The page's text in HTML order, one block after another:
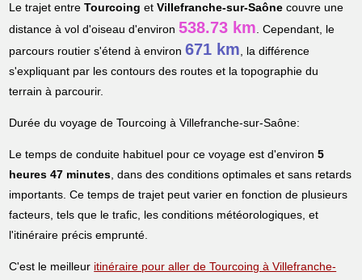
Le trajet entreTourcoing etVillefranche-sur-Saône couvre une
distance à vol d'oiseau d'environ538.73 km. Cependant, le
parcours routier s'étend à environ671 km, la différence
s'expliquant par les contours des routes et la topographie du
terrain à parcourir.
Durée du voyage de Tourcoing à Villefranche-sur-Saône:
Le temps de conduite habituel pour ce voyage est d'environ5
heures 47 minutes, dans des conditions optimales et sans retards
importants. Ce temps de trajet peut varier en fonction de plusieurs
facteurs, tels que le trafic, les conditions météorologiques, et
l'itinéraire précis emprunté.
C'est le meilleur itinéraire pour aller de Tourcoing à Villefranche-